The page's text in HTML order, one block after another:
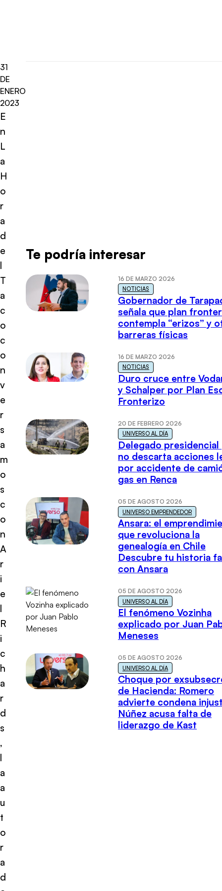
31
DE
ENERO
2023
E
n
L
a
H
o
r
a
d
e
l
T
a
c
o
c
o
n
v
e
r
s
a
m
o
s
c
o
n
A
r
i
e
l
R
i
c
h
a
r
d
s
,
l
a
a
u
t
o
r
a
d
Te podría interesar
16 DE MARZO 2026
NOTICIAS
Gobernador de
señala que plan
contempla “erizos” y
barreras físicas
16 DE MARZO 2026
NOTICIAS
Duro cruce entre
y Schalper por Plan
Fronterizo
20 DE FEBRERO 2026
UNIVERSO AL DÍA
Delegado presidencial
no descarta acciones
por accidente de
gas en Renca
05 DE AGOSTO 2026
UNIVERSO EMPRENDEDOR
Ansara: el
que revoluciona la
genealogía en Chile
Descubre tu historia
con Ansara
05 DE AGOSTO 2026
UNIVERSO AL DÍA
El fenómeno Vozinha
explicado por Juan
Meneses
05 DE AGOSTO 2026
UNIVERSO AL DÍA
Choque por
de Hacienda: Romero
advierte condena
Núñez acusa falta de
liderazgo de Kast